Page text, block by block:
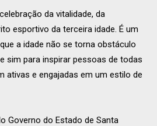
da vitalidade, da
esportivo da terceira idade. É um
a idade não se torna obstáculo
sim para inspirar pessoas de todas
ativas e engajadas em um estilo de
Governo do Estado de Santa